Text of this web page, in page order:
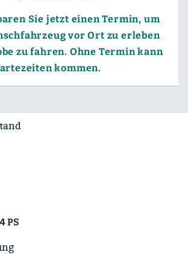
Sie jetzt einen Termin, um
vor Ort zu erleben
zu fahren. Ohne Termin kann
kommen.
PS